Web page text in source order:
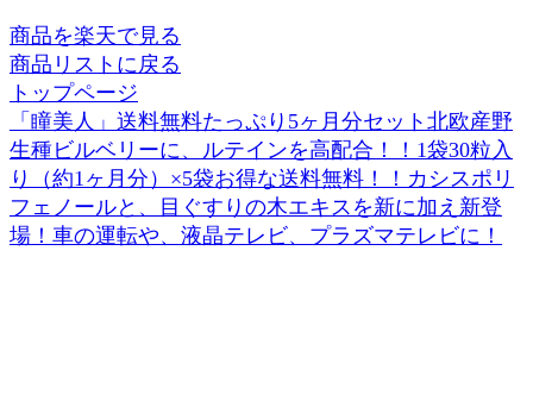
商品を楽天で見る
商品リストに戻る
トップページ
「瞳美人」送料無料たっぷり5ヶ月分セット北欧産野
生種ビルベリーに、ルテインを高配合！！1袋30粒入
り（約1ヶ月分）×5袋お得な送料無料！！カシスポリ
フェノールと、目ぐすりの木エキスを新に加え新登
場！車の運転や、液晶テレビ、プラズマテレビに！